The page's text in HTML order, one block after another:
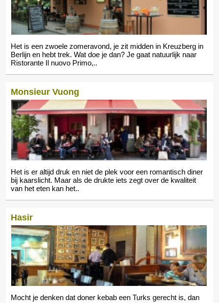
Het is een zwoele zomeravond, je zit midden in Kreuzberg in
Berlijn en hebt trek. Wat doe je dan? Je gaat natuurlijk naar
Ristorante Il nuovo Primo,..
Monsieur Vuong
Het is er altijd druk en niet de plek voor een romantisch diner
bij kaarslicht. Maar als de drukte iets zegt over de kwaliteit
van het eten kan het..
Hasir
Mocht je denken dat doner kebab een Turks gerecht is, dan